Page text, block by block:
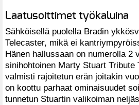
Laatusoittimet työkaluina
Sähköisellä puolella Bradin
Telecaster, mikä ei
Hänen hallussaan on numerolla 2
sinihohtoinen Marty Stuart Tribute
valmisti rajoitetun erän joitakin
on koottu parhaat ominaisuudet
tunnetun Stuartin valikoiman